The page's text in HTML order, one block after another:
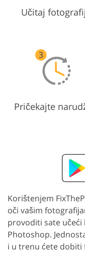
Učitaj
Pričekajte
Korištenjem
oči vašim
provoditi sate
Photoshop.
i u trenu ćete dobiti